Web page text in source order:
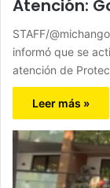
Atención:
STAFF/
informó que se
atención de
Leer más »